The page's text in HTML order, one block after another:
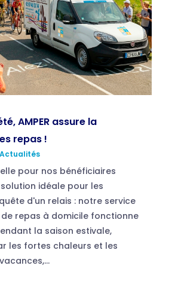
AMPER assure la
repas !
Actualités
pour nos bénéficiaires
idéale pour les
d'un relais : notre service
repas à domicile fonctionne
la saison estivale,
les fortes chaleurs et les